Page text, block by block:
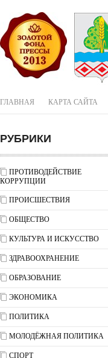
ГЛАВНАЯ КАРТА САЙТА
РУБРИКИ
ПРОТИВОДЕЙСТВИЕ
КОРРУПЦИИ
ПРОИСШЕСТВИЯ
ОБЩЕСТВО
КУЛЬТУРА И ИСКУССТВО
ЗДРАВООХРАНЕНИЕ
ОБРАЗОВАНИЕ
ЭКОНОМИКА
ПОЛИТИКА
МОЛОДЁЖНАЯ ПОЛИТИКА
СПОРТ